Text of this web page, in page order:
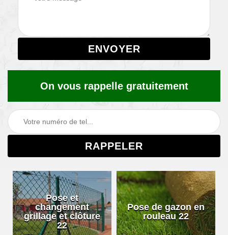
On vous rappelle gratuitement
Pose et
changement
grillage et clôture
22
Pose de gazon en
rouleau 22